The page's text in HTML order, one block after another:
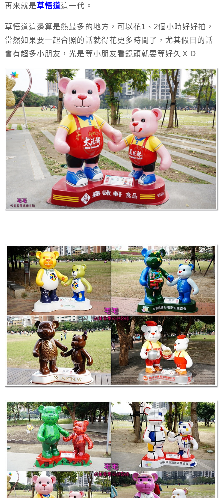
再來就是草悟道這一代。
草悟道這邊算是熊最多的地方，可以花1、2個小時好好拍，
當然如果要一起合照的話就得花更多時間了，尤其假日的話
會有超多小朋友，光是等小朋友看鏡頭就要等好久ＸＤ